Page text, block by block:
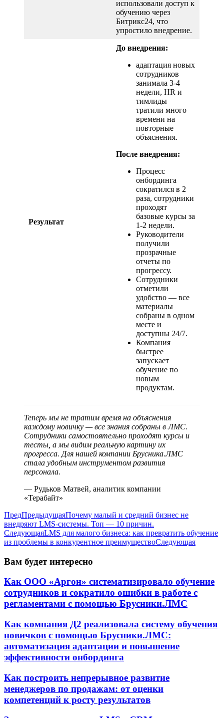
использовали доступ к
обучению через
Битрикс24, что
упростило внедрение.
Результат
До внедрения:
адаптация новых
сотрудников
занимала 3-4
недели, HR и
тимлиды
тратили много
времени на
повторные
объяснения.
После внедрения:
Процесс
онбординга
сократился в 2
раза, сотрудники
проходят
базовые курсы за
1-2 недели.
Руководители
получили
прозрачные
отчеты по
прогрессу.
Сотрудники
отметили
удобство — все
материалы
собраны в одном
месте и
доступны 24/7.
Компания
быстрее
запускает
обучение по
новым
продуктам.
Теперь мы не тратим время на объяснения
каждому новичку — все знания собраны в ЛМС.
Сотрудники самостоятельно проходят курсы и
тесты, а мы видим реальную картину их
прогресса. Для нашей компании Брусника.ЛМС
стала удобным инструментом развития
персонала.
— Рудьков Матвей, аналитик компании
«Терабайт»
ПредПредыдущаяПочему малый и средний бизнес не
внедряют LMS-системы. Топ — 10 причин.
СледующаяLMS для малого бизнеса: как превратить обучение
из проблемы в конкурентное преимуществоСледующая
Вам будет интересно
Как ООО «Аргон» систематизировало обучение
сотрудников и сократило ошибки в работе с
регламентами с помощью Брусники.ЛМС
Как компания Д2 реализовала систему обучения
новичков с помощью Брусники.ЛМС:
автоматизация адаптации и повышение
эффективности онбординга
Как построить непрерывное развитие
менеджеров по продажам: от оценки
компетенций к росту результатов